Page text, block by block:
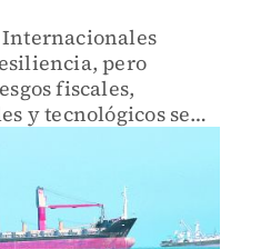
Internacionales
pero
fiscales,
y tecnológicos se